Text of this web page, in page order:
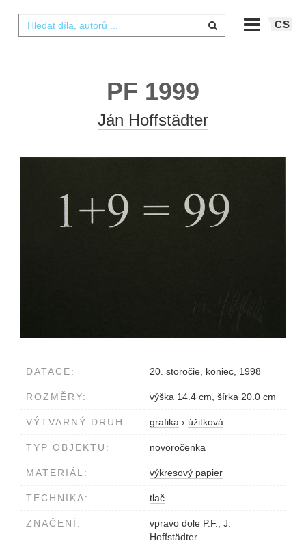
CS
PF 1999
Ján Hoffstädter
DATACE: 20. storočie, koniec, 1998
ROZMĚRY: výška 14.4 cm, šírka 20.0 cm
VÝTVARNÝ DRUH: grafika › úžitková
TYP OBJEKTU: novoročenka
MATERIÁL: výkresový papier
TECHNIKA: tlač
ZNAČENÍ:
vpravo dole P.F., J.
Hoffstädter